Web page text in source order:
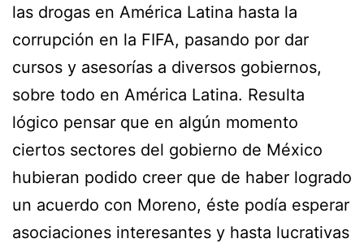
las drogas en América Latina hasta la
corrupción en la FIFA, pasando por dar
cursos y asesorías a diversos gobiernos,
sobre todo en América Latina. Resulta
lógico pensar que en algún momento
ciertos sectores del gobierno de México
hubieran podido creer que de haber logrado
un acuerdo con Moreno, éste podía esperar
asociaciones interesantes y hasta lucrativas